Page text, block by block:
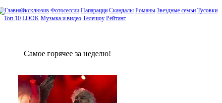
Эксклюзив Фотосессии Папарацци Скандалы Романы Звездные семьи Тусовки
Топ-10 LOOK Музыка и видео Телешоу Рейтинг
Сaмое гoрячее за неделю!